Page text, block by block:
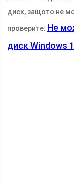
диск, защото не
проверите: Не
диск Windows